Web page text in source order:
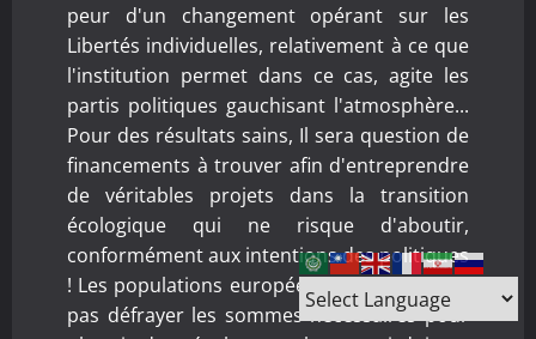
peur d'un changement opérant sur les
Libertés individuelles, relativement à ce que
l'institution permet dans ce cas, agite les
partis politiques gauchisant l'atmosphère...
Pour des résultats sains, Il sera question de
financements à trouver afin d'entreprendre
de véritables projets dans la transition
écologique qui ne risque d'aboutir,
conformément aux intentions des politiques
! Les populations européennes ne pourront
pas défrayer les sommes nécessaires pour